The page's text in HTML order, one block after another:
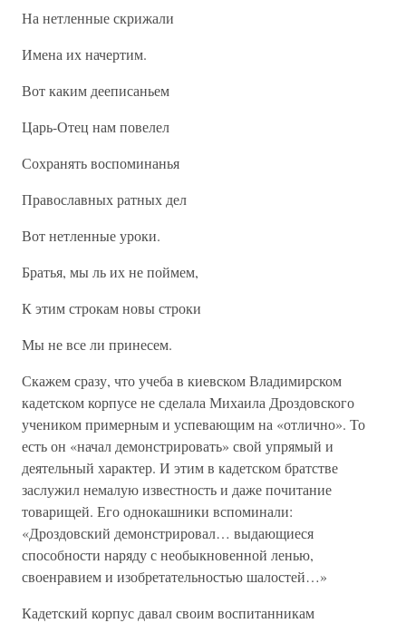
На нетленные скрижали
Имена их начертим.
Вот каким дееписаньем
Царь-Отец нам повелел
Сохранять воспоминанья
Православных ратных дел
Вот нетленные уроки.
Братья, мы ль их не поймем,
К этим строкам новы строки
Мы не все ли принесем.
Скажем сразу, что учеба в киевском Владимирском
кадетском корпусе не сделала Михаила Дроздовского
учеником примерным и успевающим на «отлично». То
есть он «начал демонстрировать» свой упрямый и
деятельный характер. И этим в кадетском братстве
заслужил немалую известность и даже почитание
товарищей. Его однокашники вспоминали:
«Дроздовский демонстрировал… выдающиеся
способности наряду с необыкновенной ленью,
своенравием и изобретательностью шалостей…»
Кадетский корпус давал своим воспитанникам